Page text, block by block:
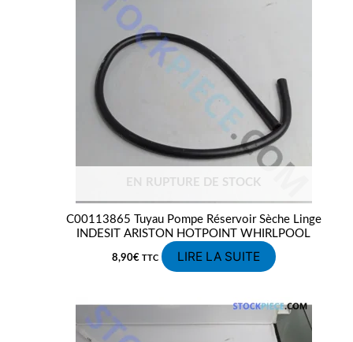
EN RUPTURE DE STOCK
C00113865 Tuyau Pompe Réservoir Sèche Linge
INDESIT ARISTON HOTPOINT WHIRLPOOL
8,90€ TTC LIRE LA SUITE